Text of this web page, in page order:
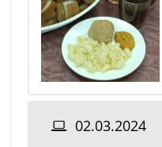
02.03.2024